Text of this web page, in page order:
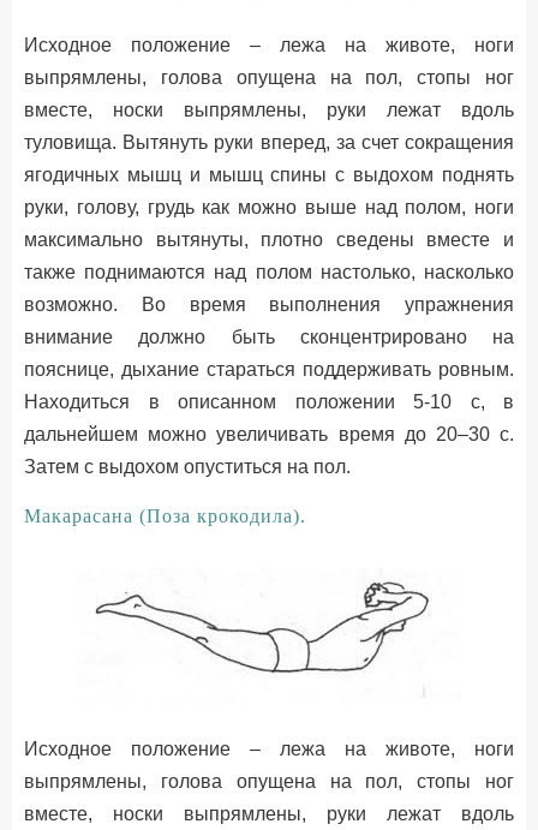
Исходное положение – лежа на животе, ноги
выпрямлены, голова опущена на пол, стопы ног
вместе, носки выпрямлены, руки лежат вдоль
туловища. Вытянуть руки вперед, за счет сокращения
ягодичных мышц и мышц спины с выдохом поднять
руки, голову, грудь как можно выше над полом, ноги
максимально вытянуты, плотно сведены вместе и
также поднимаются над полом настолько, насколько
возможно. Во время выполнения упражнения
внимание должно быть сконцентрировано на
пояснице, дыхание стараться поддерживать ровным.
Находиться в описанном положении 5-10 с, в
дальнейшем можно увеличивать время до 20–30 с.
Затем с выдохом опуститься на пол.
Макарасана (Поза крокодила).
Исходное положение – лежа на животе, ноги
выпрямлены, голова опущена на пол, стопы ног
вместе, носки выпрямлены, руки лежат вдоль